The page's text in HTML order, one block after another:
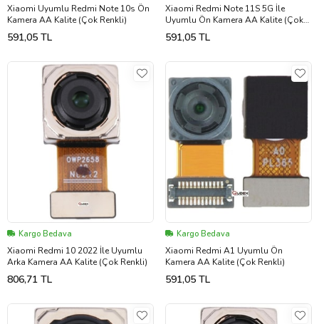
Xiaomi Uyumlu Redmi Note 10s Ön
Kamera AA Kalite (Çok Renkli)
591,05 TL
Xiaomi Redmi Note 11S 5G İle
Uyumlu Ön Kamera AA Kalite (Çok
Renkli)
591,05 TL
Kargo Bedava
Xiaomi Redmi 10 2022 İle Uyumlu
Arka Kamera AA Kalite (Çok Renkli)
806,71 TL
Kargo Bedava
Xiaomi Redmi A1 Uyumlu Ön
Kamera AA Kalite (Çok Renkli)
591,05 TL